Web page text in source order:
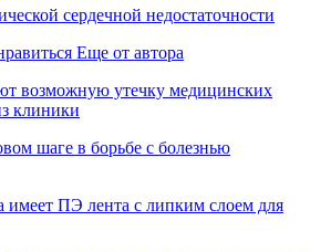
сердечной недостаточности
Еще от автора
возможную утечку медицинских
клиники
шаге в борьбе с болезнью
имеет ПЭ лента с липким слоем для